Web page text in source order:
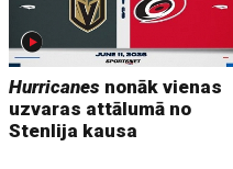
Hurricanes nonāk vienas
uzvaras attālumā no
Stenlija kausa